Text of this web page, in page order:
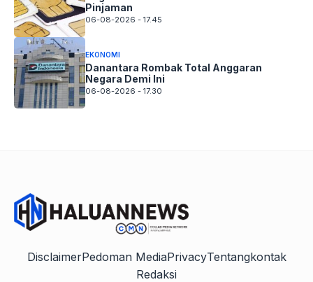
Pinjaman
06-08-2026 - 17.45
EKONOMI
Danantara Rombak Total Anggaran
Negara Demi Ini
06-08-2026 - 17.30
DisclaimerPedoman MediaPrivacyTentangkontak
Redaksi